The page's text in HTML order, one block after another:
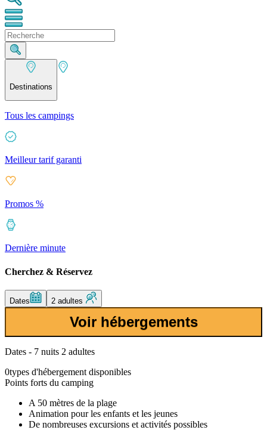
Destinations
Tous les campings
Meilleur tarif garanti
Promos %
Dernière minute
Cherchez & Réservez
Dates 2 adultes
Voir hébergements
Dates - 7 nuits 2 adultes
0types d'hébergement disponibles
Points forts du camping
A 50 mètres de la plage
Animation pour les enfants et les jeunes
De nombreuses excursions et activités possibles